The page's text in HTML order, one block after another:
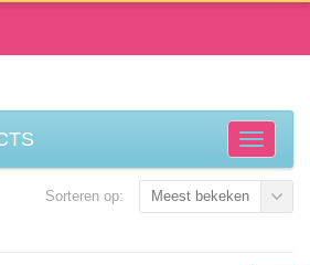
Sorteren op: Meest bekeken